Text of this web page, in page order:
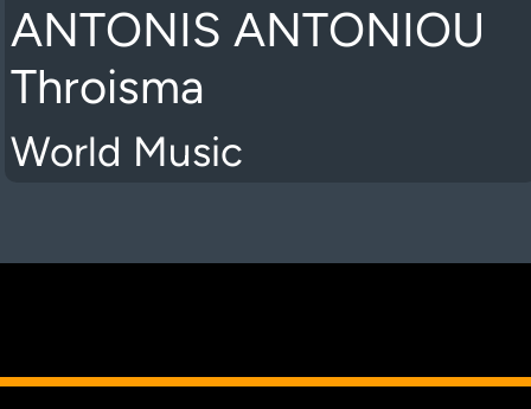
ANTONIS ANTONIOU
Throisma
World Music